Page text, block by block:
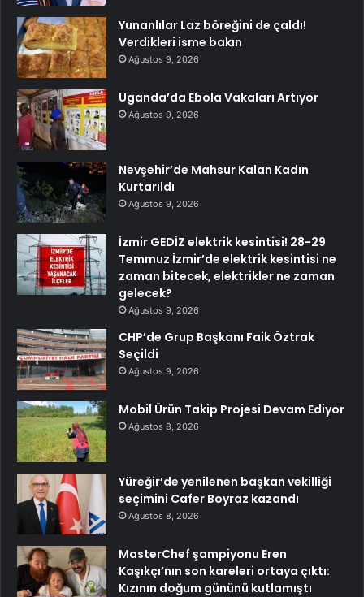
Yunanlılar Laz böreğini de çaldı!
Verdikleri isme bakın
Ağustos 9, 2026
Uganda’da Ebola Vakaları Artıyor
Ağustos 9, 2026
Nevşehir’de Mahsur Kalan Kadın
Kurtarıldı
Ağustos 9, 2026
İzmir GEDİZ elektrik kesintisi! 28-29
Temmuz İzmir’de elektrik kesintisi ne
zaman bitecek, elektrikler ne zaman
gelecek?
Ağustos 9, 2026
CHP’de Grup Başkanı Faik Öztrak
Seçildi
Ağustos 9, 2026
Mobil Ürün Takip Projesi Devam Ediyor
Ağustos 8, 2026
Yüreğir’de yenilenen başkan vekilliği
seçimini Cafer Boyraz kazandı
Ağustos 8, 2026
MasterChef şampiyonu Eren
Kaşıkçı’nın son kareleri ortaya çıktı:
Kızının doğum gününü kutlamıştı